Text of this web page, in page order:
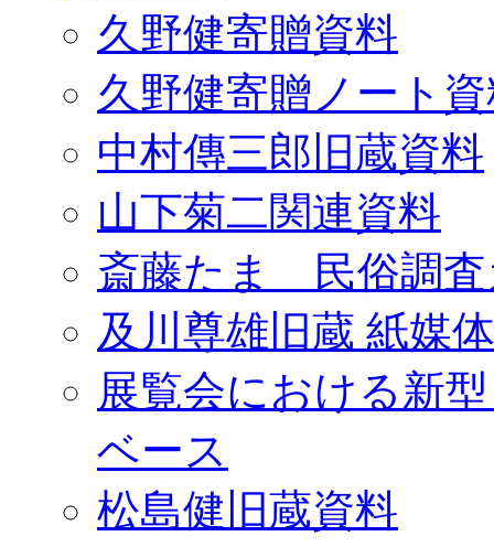
久野健寄贈資料
久野健寄贈ノート
中村傳三郎旧蔵資料
山下菊二関連資料
斎藤たま 民俗調査
及川尊雄旧蔵 紙媒
展覧会における新
ベース
松島健旧蔵資料